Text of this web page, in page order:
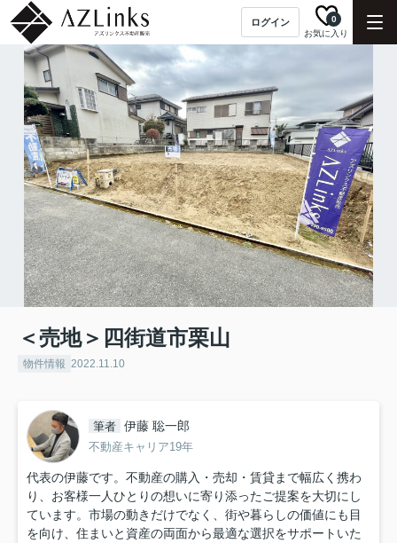
ログイン
お気に入り
0
＜売地＞四街道市栗山
物件情報 2022.11.10
筆者 伊藤 聡一郎
不動産キャリア19年
代表の伊藤です。不動産の購入・売却・賃貸まで幅広く携わ
り、お客様一人ひとりの想いに寄り添ったご提案を大切にし
ています。市場の動きだけでなく、街や暮らしの価値にも目
を向け、住まいと資産の両面から最適な選択をサポートいた